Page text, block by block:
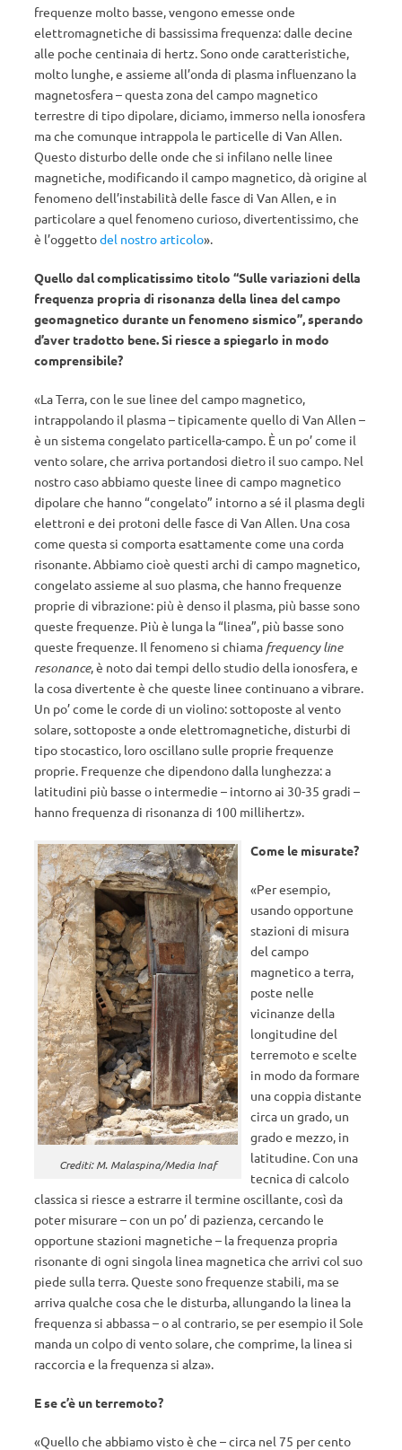
frequenze molto basse, vengono emesse onde
elettromagnetiche di bassissima frequenza: dalle decine
alle poche centinaia di hertz. Sono onde caratteristiche,
molto lunghe, e assieme all’onda di plasma influenzano la
magnetosfera – questa zona del campo magnetico
terrestre di tipo dipolare, diciamo, immerso nella ionosfera
ma che comunque intrappola le particelle di Van Allen.
Questo disturbo delle onde che si infilano nelle linee
magnetiche, modificando il campo magnetico, dà origine al
fenomeno dell’instabilità delle fasce di Van Allen, e in
particolare a quel fenomeno curioso, divertentissimo, che
è l’oggettodel nostro articolo».
Quello dal complicatissimo titolo “Sulle variazioni della
frequenza propria di risonanza della linea del campo
geomagnetico durante un fenomeno sismico”, sperando
d’aver tradotto bene. Si riesce a spiegarlo in modo
comprensibile?
«La Terra, con le sue linee del campo magnetico,
intrappolando il plasma – tipicamente quello di Van Allen –
è un sistema congelato particella-campo. È un po’ come il
vento solare, che arriva portandosi dietro il suo campo. Nel
nostro caso abbiamo queste linee di campo magnetico
dipolare che hanno “congelato” intorno a sé il plasma degli
elettroni e dei protoni delle fasce di Van Allen. Una cosa
come questa si comporta esattamente come una corda
risonante. Abbiamo cioè questi archi di campo magnetico,
congelato assieme al suo plasma, che hanno frequenze
proprie di vibrazione: più è denso il plasma, più basse sono
queste frequenze. Più è lunga la “linea”, più basse sono
queste frequenze. Il fenomeno si chiama frequency line
resonance, è noto dai tempi dello studio della ionosfera, e
la cosa divertente è che queste linee continuano a vibrare.
Un po’ come le corde di un violino: sottoposte al vento
solare, sottoposte a onde elettromagnetiche, disturbi di
tipo stocastico, loro oscillano sulle proprie frequenze
proprie. Frequenze che dipendono dalla lunghezza: a
latitudini più basse o intermedie – intorno ai 30-35 gradi –
hanno frequenza di risonanza di 100 millihertz».
Crediti: M. Malaspina/Media Inaf
Come le misurate?
«Per esempio,
usando opportune
stazioni di misura
del campo
magnetico a terra,
poste nelle
vicinanze della
longitudine del
terremoto e scelte
in modo da formare
una coppia distante
circa un grado, un
grado e mezzo, in
latitudine. Con una
tecnica di calcolo
classica si riesce a estrarre il termine oscillante, così da
poter misurare – con un po’ di pazienza, cercando le
opportune stazioni magnetiche – la frequenza propria
risonante di ogni singola linea magnetica che arrivi col suo
piede sulla terra. Queste sono frequenze stabili, ma se
arriva qualche cosa che le disturba, allungando la linea la
frequenza si abbassa – o al contrario, se per esempio il Sole
manda un colpo di vento solare, che comprime, la linea si
raccorcia e la frequenza si alza».
E se c’è un terremoto?
«Quello che abbiamo visto è che – circa nel 75 per cento